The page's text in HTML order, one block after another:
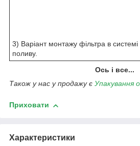
3) Варіант монтажу фільтра в
поливу.
Ось і все...
Також у нас у продажу є Упакування
Приховати
Характеристики